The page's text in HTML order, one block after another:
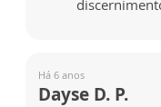
Há 6 anos
Dayse D. P.